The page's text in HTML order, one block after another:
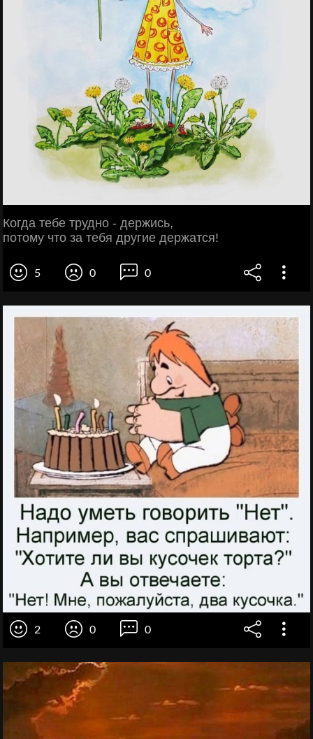
Когда тебе трудно - держись,
потому что за тебя другие держатся!
5 0 0
2 0 0